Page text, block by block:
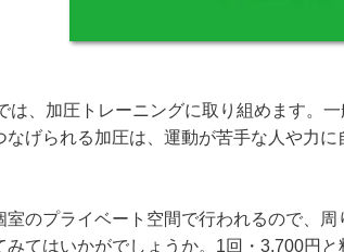
は、加圧トレーニングに取り組めます。
なげられる加圧は、運動が苦手な人や力
室のプライベート空間で行われるので、
みてはいかがでしょうか。1回・3,700円